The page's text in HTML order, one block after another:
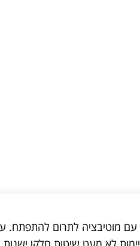
מוטיבציה לתרום להתפתח.